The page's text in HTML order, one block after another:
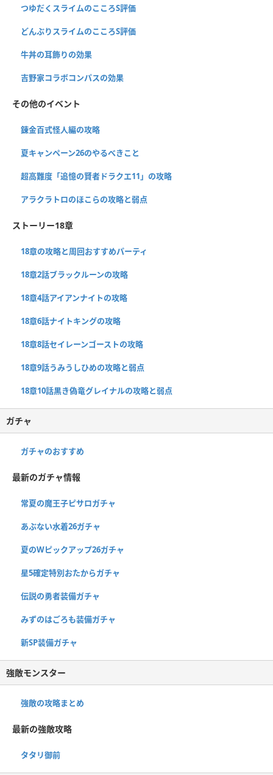
つゆだくスライムのこころS評価
どんぶりスライムのこころS評価
牛丼の耳飾りの効果
吉野家コラボコンパスの効果
その他のイベント
錬金百式怪人編の攻略
夏キャンペーン26のやるべきこと
超高難度「追憶の賢者ドラクエ11」の攻略
アラクラトロのほこらの攻略と弱点
ストーリー18章
18章の攻略と周回おすすめパーティ
18章2話ブラックルーンの攻略
18章4話アイアンナイトの攻略
18章6話ナイトキングの攻略
18章8話セイレーンゴーストの攻略
18章9話うみうしひめの攻略と弱点
18章10話黒き偽竜グレイナルの攻略と弱点
ガチャ
ガチャのおすすめ
最新のガチャ情報
常夏の魔王子ピサロガチャ
あぶない水着26ガチャ
夏のWピックアップ26ガチャ
星5確定特別おたからガチャ
伝説の勇者装備ガチャ
みずのはごろも装備ガチャ
新SP装備ガチャ
強敵モンスター
強敵の攻略まとめ
最新の強敵攻略
タタリ御前